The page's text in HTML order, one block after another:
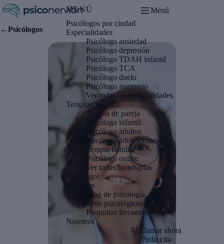
Menú
MENÚ
Psicólogos por ciudad
Especialidades
Psicólogo ansiedad
Psicólogo depresión
Psicólogo TDAH infantil
Psicólogo TCA
Psicólogo duelo
Psicólogo insomnio
Ver todas las especialidades
Terapias
Terapia de pareja
Psicólogo infantil
Psicólogo adultos
Psicólogo adolescentes
Terapia familiar
Psicólogo online
Ver todas las terapias
Psicólogos
Recursos
Blog de psicología
Tests psicológicos
Preguntas frecuentes
Nosotros
Llamar ahora
Pedir cita
←Psicólogos
Se abre en una pestaña nueva